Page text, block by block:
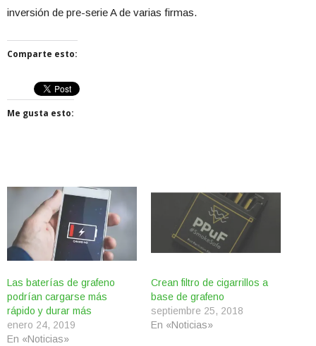
inversión de pre-serie A de varias firmas.
Comparte esto:
Me gusta esto:
Las baterías de grafeno
podrían cargarse más
rápido y durar más
enero 24, 2019
En «Noticias»
Crean filtro de cigarrillos a
base de grafeno
septiembre 25, 2018
En «Noticias»